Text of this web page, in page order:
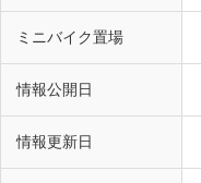
ミニバイク置場
情報公開日
情報更新日